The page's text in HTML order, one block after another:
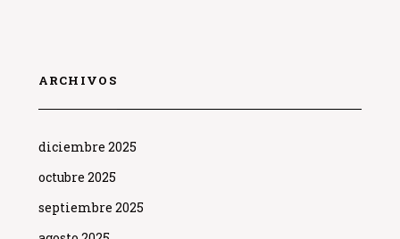
ARCHIVOS
diciembre 2025
octubre 2025
septiembre 2025